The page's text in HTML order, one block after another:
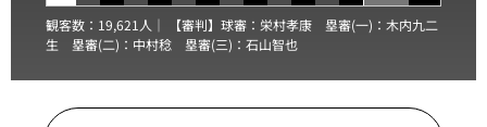
観客数：19,621人｜ 【審判】球審： 栄村孝康 塁審(一)： 木内九二
生 塁審(二)： 中村稔 塁審(三)： 石山智也